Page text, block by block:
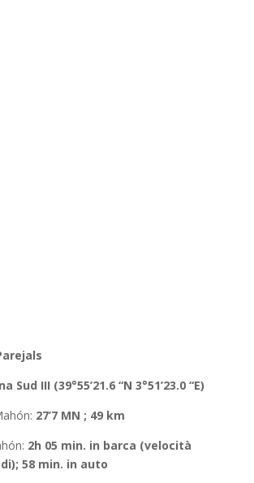
Sud III (39°55’21.6 “N 3°51’23.0 “E)
: 27’7 MN ; 49 km
: 2h 05 min. in barca (velocità
58 min. in auto